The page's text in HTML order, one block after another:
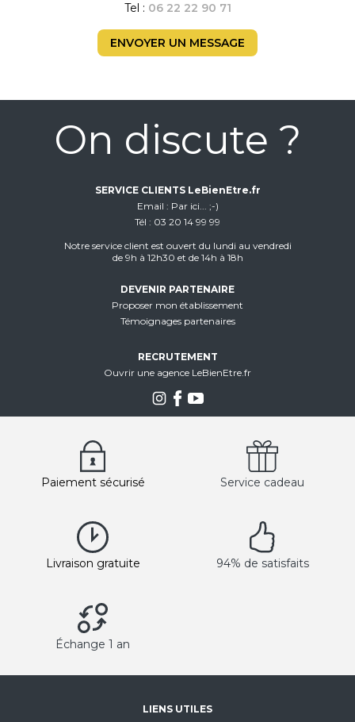
Tel : 06 22 22 90 71
ENVOYER UN MESSAGE
On discute ?
SERVICE CLIENTS LeBienEtre.fr
Email
Par ici... ;-)
Tél
03 20 14 99 99
Notre service client est ouvert du lundi au vendredi
de 9h à 12h30 et de 14h à 18h
DEVENIR PARTENAIRE
Proposer mon établissement
Témoignages partenaires
RECRUTEMENT
Ouvrir une agence LeBienEtre.fr
Paiement sécurisé Service cadeau
Livraison gratuite 94% de satisfaits
Échange 1 an
LIENS UTILES